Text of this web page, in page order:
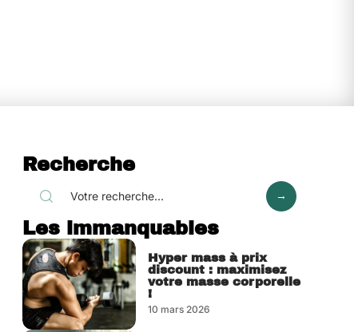
Recherche
Les immanquables
Hyper mass à prix
discount : maximisez
votre masse corporelle
!
10 mars 2026